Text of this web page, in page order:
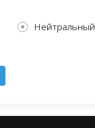
Нейтральный